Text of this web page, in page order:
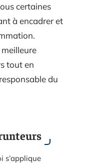
certaines
à encadrer et
meilleure
tout en
du
s’applique